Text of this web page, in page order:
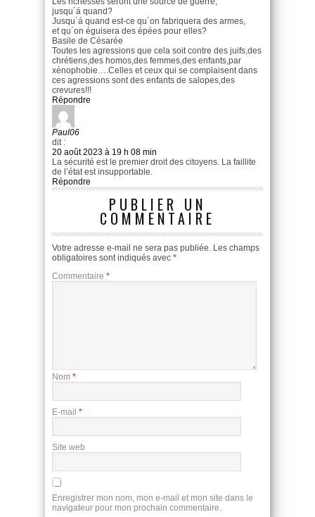
jusqu´á quand?
Jusqu´á quand est-ce qu´on fabriquera des armes,
et qu´on éguisera des épées pour elles?
Basile de Césarée
Toutes les agressions que cela soit contre des juifs,des
chrétiens,des homos,des femmes,des enfants,par
xénophobie….Celles et ceux qui se complaisent dans
ces agressions sont des enfants de salopes,des
crevures!!!
Répondre
Paul06
dit :
20 août 2023 à 19 h 08 min
La sécurité est le premier droit des citoyens. La faillite
de l’état est insupportable.
Répondre
PUBLIER UN
COMMENTAIRE
Votre adresse e-mail ne sera pas publiée. Les champs
obligatoires sont indiqués avec *
Commentaire *
Nom *
E-mail *
Site web
Enregistrer mon nom, mon e-mail et mon site dans le
navigateur pour mon prochain commentaire.